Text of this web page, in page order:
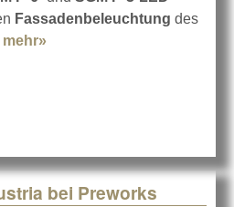
Fassadenbeleuchtung des
mehr»
bei Preworks